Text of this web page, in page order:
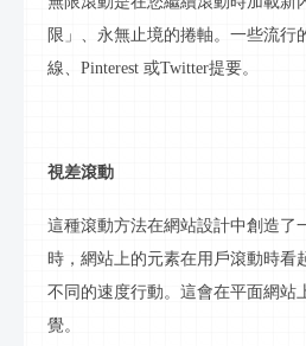
限」、永無止境的捲軸。一些流行
線、Pinterest 或Twitter提要。
視差滾動
這種滾動方法在網站設計中創造了
時，網站上的元素在用戶滾動時看
不同的速度行動 。這會在平面網站
覺。